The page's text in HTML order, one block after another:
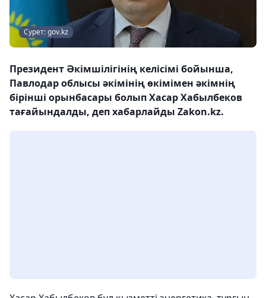
Сурет: gov.kz
Президент Әкімшілігінің келісімі бойынша,
Павлодар облысы әкімінің өкімімен әкімнің
бірінші орынбасары болып Хасар Хабылбеков
тағайындалды, деп хабарлайды Zakon.kz.